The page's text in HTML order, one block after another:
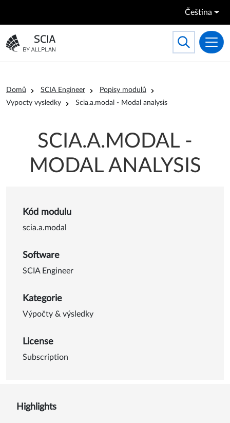
Čeština
Přejít na domovskou stránku
Toggle
Search
Drobečková navigace
Domů SCIA Engineer
Popisy modulů
Vypocty vysledky
Scia.a.modal - Modal analysis
SCIA.A.MODAL -
MODAL ANALYSIS
Kód modulu
scia.a.modal
Software
SCIA Engineer
Kategorie
Výpočty & výsledky
License
Subscription
Highlights